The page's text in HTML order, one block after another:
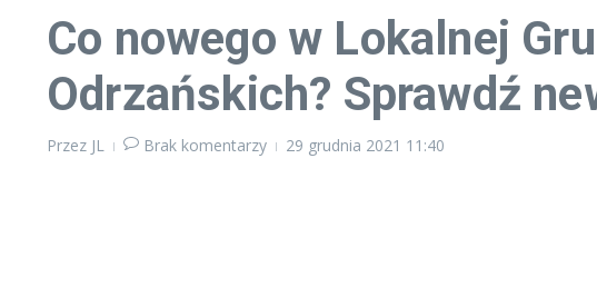
Co nowego w Lokalnej
Odrzańskich? Sprawdź
Przez JL Brak komentarzy 29 grudnia 2021 11:40